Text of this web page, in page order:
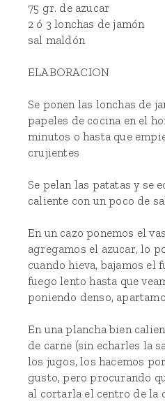
75 gr. de azucar
2 ó 3 lonchas de jamón
sal maldón
ELABORACION
Se ponen las lonchas de
papeles de cocina en el
minutos o hasta que
crujientes
Se pelan las patatas y se
caliente con un poco de
En un cazo ponemos el
agregamos el azucar, lo
cuando hieva, bajamos el
fuego lento hasta que
poniendo denso,
En una plancha bien
de carne (sin echarles la
los jugos, los hacemos
gusto, pero procurando
al cortarla el centro de la